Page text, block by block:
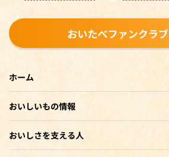
おいたべファンクラブ
ホーム
おいしいもの情報
おいしさを支える人